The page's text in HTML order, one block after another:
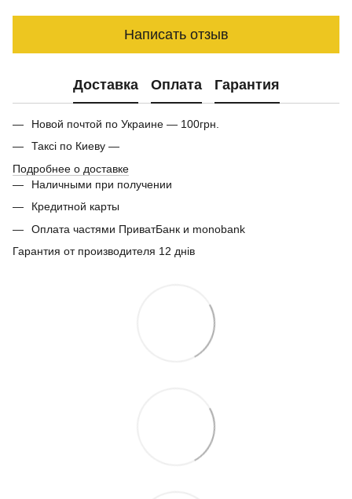
Написать отзыв
Доставка Оплата Гарантия
Новой почтой по Украине — 100грн.
Таксі по Киеву —
Подробнее о доставке
Наличными при получении
Кредитной карты
Оплата частями ПриватБанк и monobank
Гарантия от производителя 12 днів